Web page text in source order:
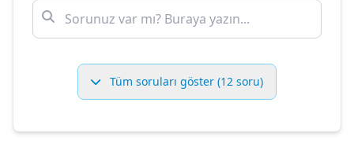
Tüm soruları göster (12 soru)